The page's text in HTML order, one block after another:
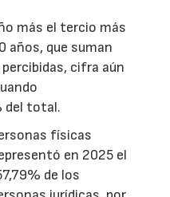
más el tercio más
años, que suman
cifra aún
del total.
físicas
en 2025 el
de los